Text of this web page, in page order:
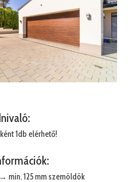
1db elérhető!
min. 125 mm szemöldök